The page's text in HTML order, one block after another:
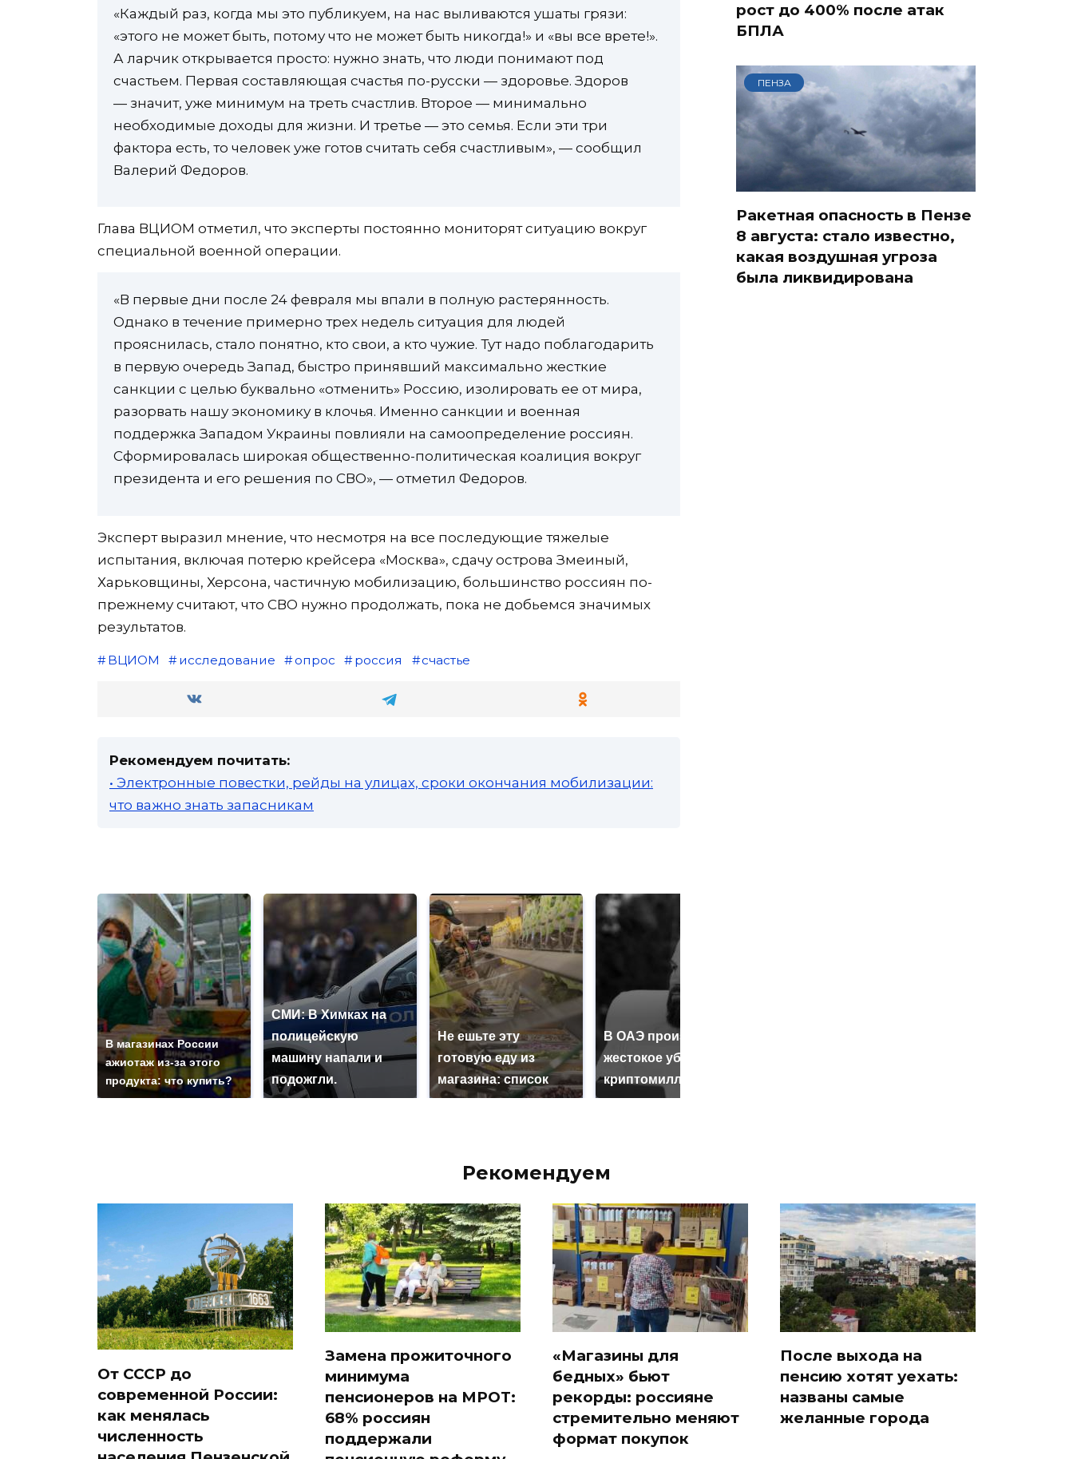
«Каждый раз, когда мы это публикуем, на нас выливаются ушаты грязи:
«этого не может быть, потому что не может быть никогда!» и «вы все врете!».
А ларчик открывается просто: нужно знать, что люди понимают под
счастьем. Первая составляющая счастья по-русски — здоровье. Здоров
— значит, уже минимум на треть счастлив. Второе — минимально
необходимые доходы для жизни. И третье — это семья. Если эти три
фактора есть, то человек уже готов считать себя счастливым», — сообщил
Валерий Федоров.
Глава ВЦИОМ отметил, что эксперты постоянно мониторят ситуацию вокруг
специальной военной операции.
«В первые дни после 24 февраля мы впали в полную растерянность.
Однако в течение примерно трех недель ситуация для людей
прояснилась, стало понятно, кто свои, а кто чужие. Тут надо поблагодарить
в первую очередь Запад, быстро принявший максимально жесткие
санкции с целью буквально «отменить» Россию, изолировать ее от мира,
разорвать нашу экономику в клочья. Именно санкции и военная
поддержка Западом Украины повлияли на самоопределение россиян.
Сформировалась широкая общественно-политическая коалиция вокруг
президента и его решения по СВО», — отметил Федоров.
Эксперт выразил мнение, что несмотря на все последующие тяжелые
испытания, включая потерю крейсера «Москва», сдачу острова Змеиный,
Харьковщины, Херсона, частичную мобилизацию, большинство россиян по-
прежнему считают, что СВО нужно продолжать, пока не добьемся значимых
результатов.
ВЦИОМ исследование опрос россия счастье
Рекомендуем почитать:
• Электронные повестки, рейды на улицах, сроки окончания мобилизации:
что важно знать запасникам
В магазинах России
ажиотаж из-за этого
продукта: что купить?
СМИ: В Химках на
полицейскую
машину напали и
подожгли.
Не ешьте эту
готовую еду из
магазина: список
В ОАЭ произошло
жестокое убийство
криптомиллионера
рост до 400% после атак
БПЛА
ПЕНЗА
Ракетная опасность в Пензе
8 августа: стало известно,
какая воздушная угроза
была ликвидирована
Рекомендуем
От СССР до
современной России:
как менялась
численность
Замена прожиточного
минимума
пенсионеров на МРОТ:
68% россиян
поддержали
«Магазины для
бедных» бьют
рекорды: россияне
стремительно меняют
формат покупок
После выхода на
пенсию хотят уехать:
названы самые
желанные города